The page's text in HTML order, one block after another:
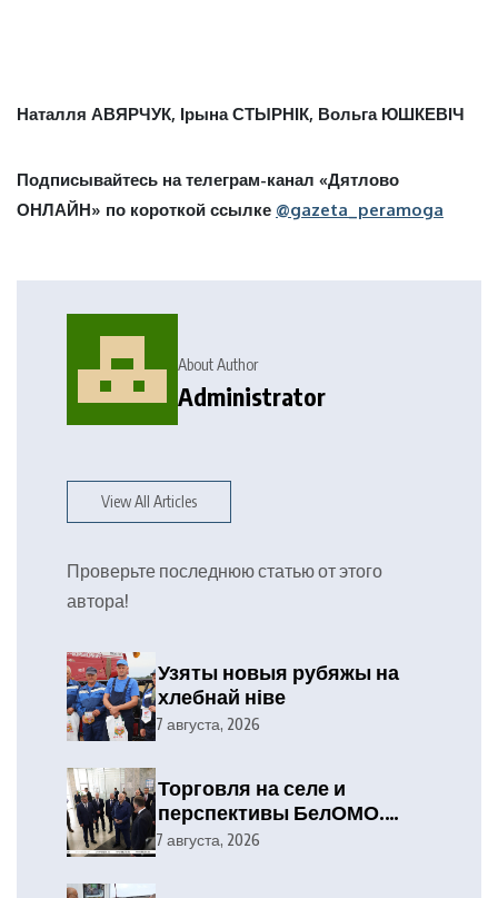
Наталля АВЯРЧУК, Ірына СТЫРНІК, Вольга ЮШКЕВІЧ
Подписывайтесь на телеграм-канал «Дятлово
ОНЛАЙН» по короткой ссылке @gazeta_peramoga
About Author
Administrator
View All Articles
Проверьте последнюю статью от этого
автора!
Узяты новыя рубяжы на
хлебнай ніве
7 августа, 2026
Торговля на селе и
перспективы БелОМО.
Александр Лукашенко
7 августа, 2026